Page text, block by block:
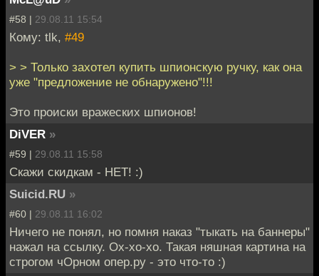
#58 | 29.08.11 15:54
Кому: tlk, #49
> > Только захотел купить шпионскую ручку, как она
уже "предложение не обнаружено"!!!
Это происки вражеских шпионов!
DiVER »
#59 | 29.08.11 15:58
Скажи скидкам - НЕТ! :)
Suicid.RU »
#60 | 29.08.11 16:02
Ничего не понял, но помня наказ "тыкать на баннеры"
нажал на ссылку. Ох-хо-хо. Такая няшная картина на
строгом чОрном опер.ру - это что-то :)